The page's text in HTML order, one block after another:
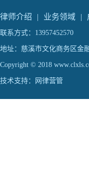
律师介绍 | 业务领域 |
联系方式：13957452570
地址：慈溪市文化商务区金
Copyright © 2018
技术支持： 网律营管